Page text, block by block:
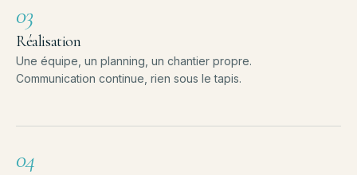
03
Réalisation
Une équipe, un planning, un chantier propre.
Communication continue, rien sous le tapis.
04